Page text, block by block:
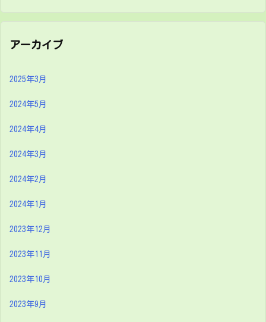
アーカイブ
2025年3月
2024年5月
2024年4月
2024年3月
2024年2月
2024年1月
2023年12月
2023年11月
2023年10月
2023年9月